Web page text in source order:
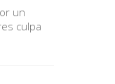
un
culpa